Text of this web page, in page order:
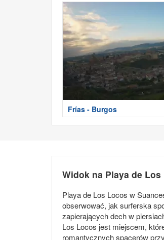
Frías - Burgos
Widok na Playa de
Playa de Los Locos w
obserwować, jak surferska
zapierających dech w
Los Locos jest miejscem,
romantycznych spacerów